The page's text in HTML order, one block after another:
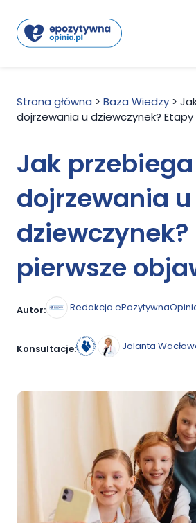
Strona główna > Baza Wiedzy >
dojrzewania u dziewczynek?
Jak
dojrzewania u
dziewczynek?
pierwsze
Autor: Redakcja
Konsultacje: Jolanta